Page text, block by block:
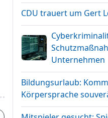
CDU trauert um Gert
Unternehmen
Bildungsurlaub:
Körpersprache